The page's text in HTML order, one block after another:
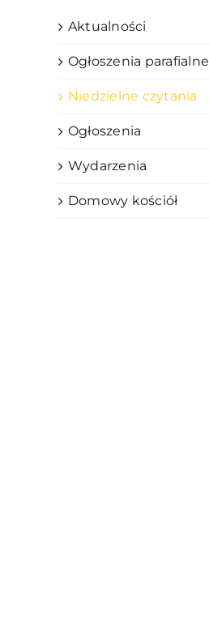
Aktualności
Ogłoszenia parafialne
Niedzielne czytania
Ogłoszenia
Wydarzenia
Domowy kościół